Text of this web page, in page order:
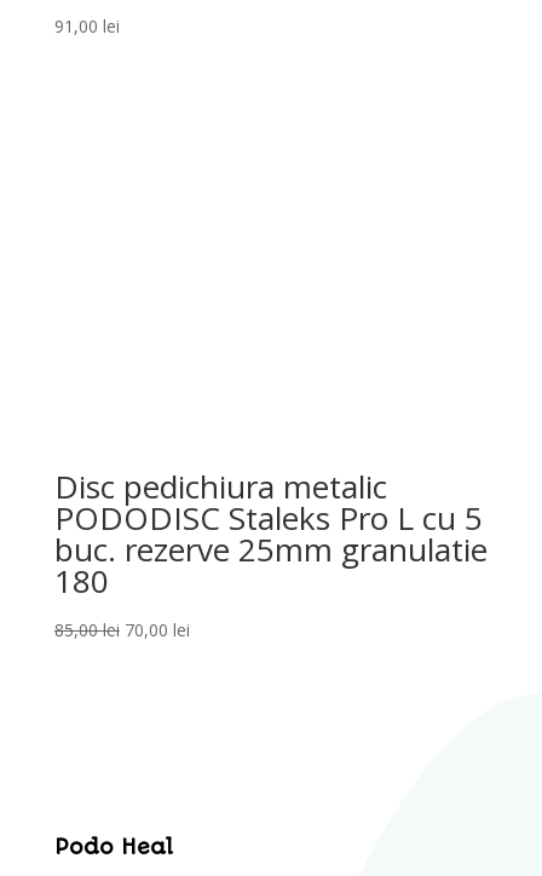
91,00 lei
Disc pedichiura metalic
PODODISC Staleks Pro L cu 5
buc. rezerve 25mm granulatie
180
85,00lei Prețul
70,00 leiPrețul
Podo Heal